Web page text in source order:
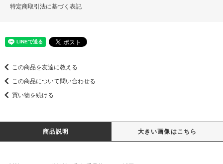
特定商取引法に基づく表記
この商品を友達に教える
この商品について問い合わせる
買い物を続ける
商品説明 大きい画像はこちら